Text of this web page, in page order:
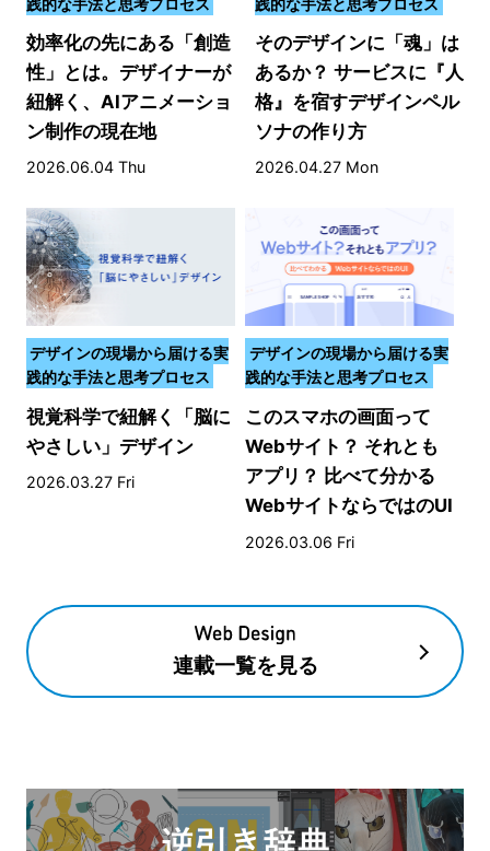
効率化の先にある「創造
性」とは。デザイナーが
紐解く、AIアニメーショ
ン制作の現在地
2026.06.04 Thu
そのデザインに「魂」は
あるか？ サービスに『人
格』を宿すデザインペル
ソナの作り方
2026.04.27 Mon
デザインの現場から届ける実
践的な手法と思考プロセス
視覚科学で紐解く「脳に
やさしい」デザイン
2026.03.27 Fri
デザインの現場から届ける実
践的な手法と思考プロセス
このスマホの画面って
Webサイト？ それとも
アプリ？ 比べて分かる
WebサイトならではのUI
とデザイン
2026.03.06 Fri
連載一覧を見る